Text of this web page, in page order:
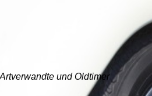
und Oldtimer